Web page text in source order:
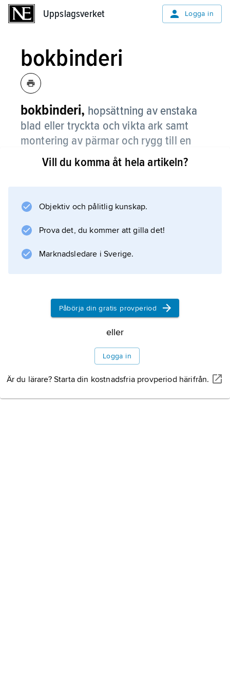
Uppslagsverket Logga in
bokbinderi
bokbinderi, hopsättning av enstaka
blad eller tryckta och vikta ark samt
montering av pärmar och rygg till en
där bokbinderiarbetet utförs. Bokbinderi var
före boktryckarkonsten för att sätta samman
bladen i handskrifter.
Information om artikeln
Vill du komma åt hela artikeln?
Objektiv och pålitlig kunskap.
Prova det, du kommer att gilla det!
Marknadsledare i Sverige.
Påbörja din gratis provperiod
eller
Logga in
Är du lärare? Starta din kostnadsfria provperiod härifrån.